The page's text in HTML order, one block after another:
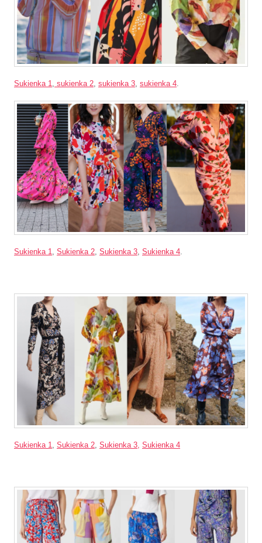
Sukienka 1 sukienka 2 sukienka 3 sukienka 4
Sukienka 1, Sukienka 2, Sukienka 3, Sukienka 4.
Sukienka 1 Sukienka 2 Sukienka 3, Sukienka 4